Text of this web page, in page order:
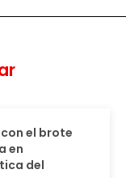
el brote
en
del